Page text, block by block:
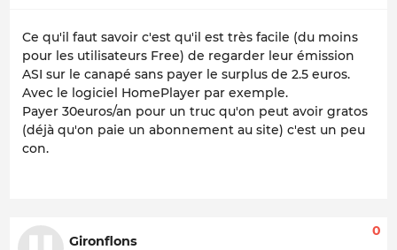
Ce qu'il faut savoir c'est qu'il est très facile (du moins
pour les utilisateurs Free) de regarder leur émission
ASI sur le canapé sans payer le surplus de 2.5 euros.
Avec le logiciel HomePlayer par exemple.
Payer 30euros/an pour un truc qu'on peut avoir gratos
(déjà qu'on paie un abonnement au site) c'est un peu
con.
Gironflons
0